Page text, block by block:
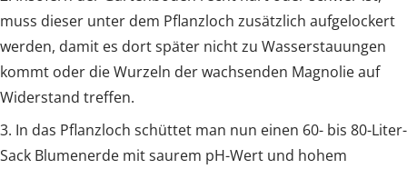
muss dieser unter dem Pflanzloch zusätzlich aufgelockert
werden, damit es dort später nicht zu Wasserstauungen
kommt oder die Wurzeln der wachsenden Magnolie auf
Widerstand treffen.
3. In das Pflanzloch schüttet man nun einen 60- bis 80-Liter-
Sack Blumenerde mit saurem pH-Wert und hohem